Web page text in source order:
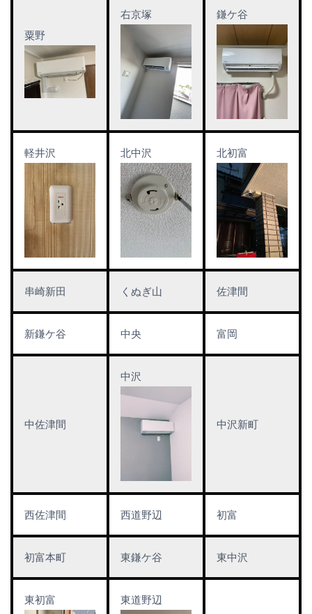
粟野
右京塚 鎌ケ谷
軽井沢 北中沢 北初富
串崎新田 くぬぎ山 佐津間
新鎌ケ谷 中央 富岡
中佐津間
中沢
中沢新町
西佐津間 西道野辺 初富
初富本町 東鎌ケ谷 東中沢
東初富 東道野辺